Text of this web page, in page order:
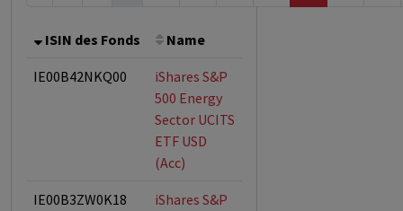
ISIN des Fonds Name
IE00B42NKQ00
iShares S&P
500 Energy
Sector UCITS
ETF USD
(Acc)
IE00B3ZW0K18
iShares S&P